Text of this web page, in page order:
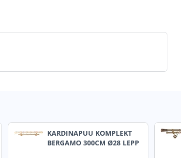
KARDINAPUU KOMPLEKT
BERGAMO 300CM Ø28 LEPP